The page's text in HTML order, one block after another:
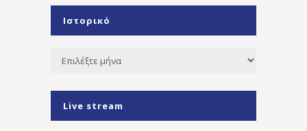
Ιστορικό
Ιστορικό
Live stream